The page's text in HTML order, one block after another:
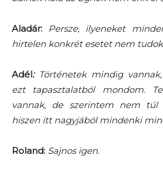
Aladár: Persze, ilyeneket
hirtelen konkrét esetet nem
Adél: Történetek mindig
ezt tapasztalatból mondom.
vannak, de szerintem nem túl
hiszen itt nagyjából mindenki
Roland: Sajnos igen.